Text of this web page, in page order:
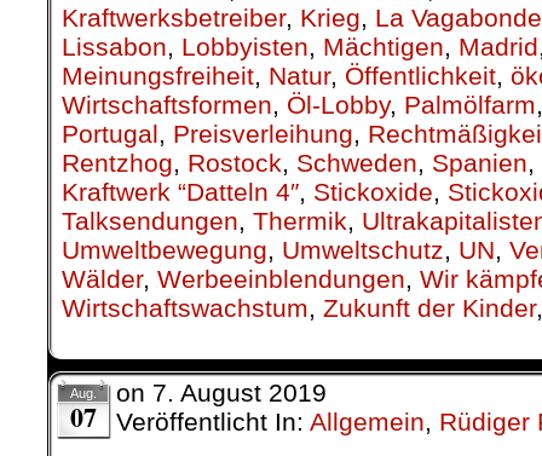
Kraftwerksbetreiber, Krieg, La Vagabonde
Lissabon, Lobbyisten, Mächtigen, Madrid
Meinungsfreiheit, Natur, Öffentlichkeit,
Wirtschaftsformen, Öl-Lobby, Palmölfarm
Portugal, Preisverleihung,
Rentzhog, Rostock, Schweden, Spanien,
Kraftwerk “Datteln 4″, Stickoxide,
Talksendungen, Thermik,
Umweltbewegung, Umweltschutz, UN,
Wälder, Werbeeinblendungen, Wir
Wirtschaftswachstum, Zukunft der Kinder
Aug.
07
on 7. August 2019
Veröffentlicht In: Allgemein, Rüdiger